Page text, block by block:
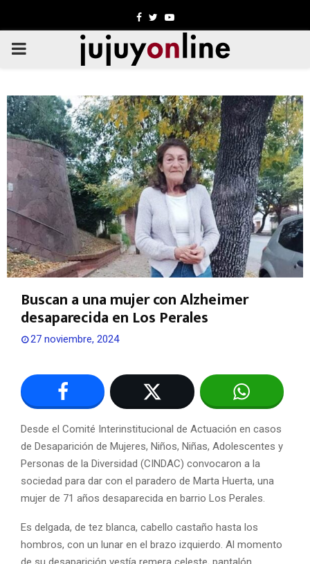
Facebook
TwitterYoutube
PRIMARY
Buscan a una mujer con Alzheimer
desaparecida en Los Perales
27 noviembre, 2024
Desde el Comité Interinstitucional de Actuación en casos
de Desaparición de Mujeres, Niños, Niñas, Adolescentes y
Personas de la Diversidad (CINDAC) convocaron a la
sociedad para dar con el paradero de Marta Huerta, una
mujer de 71 años desaparecida en barrio Los Perales.
Es delgada, de tez blanca, cabello castaño hasta los
hombros, con un lunar en el brazo izquierdo. Al momento